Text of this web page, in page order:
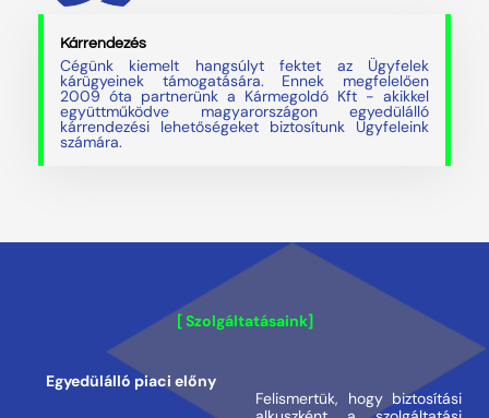
Kárrendezés
Cégünk kiemelt hangsúlyt fektet az Ügyfelek
kárügyeinek támogatására. Ennek megfelelően
2009 óta partnerünk a Kármegoldó Kft - akikkel
együttműködve magyarországon egyedülálló
kárrendezési lehetőségeket biztosítunk Ügyfeleink
számára.
[ Szolgáltatásaink]
Egyedülálló piaci előny
Felismertük, hogy biztosítási